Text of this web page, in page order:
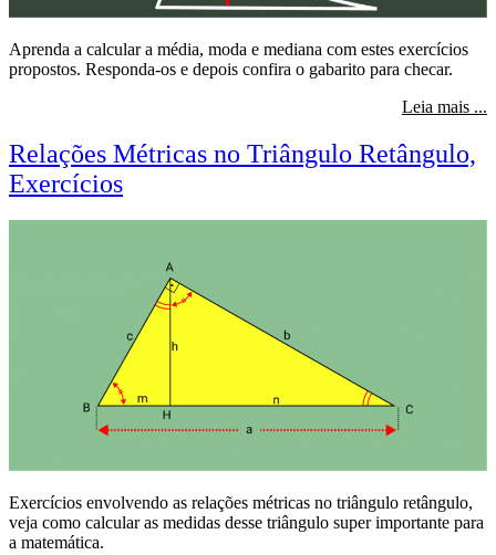
Aprenda a calcular a média, moda e mediana com estes exercícios
propostos. Responda-os e depois confira o gabarito para checar.
Leia mais ...
Relações Métricas no Triângulo Retângulo,
Exercícios
Exercícios envolvendo as relações métricas no triângulo retângulo,
veja como calcular as medidas desse triângulo super importante para
a matemática.